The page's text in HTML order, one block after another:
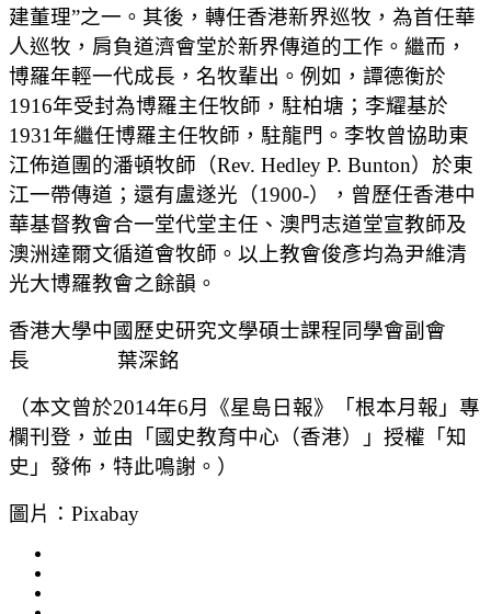
建董理”之一。其後，轉任香港新界巡牧，為首任華
人巡牧，肩負道濟會堂於新界傳道的工作。繼而，
博羅年輕一代成長，名牧輩出。例如，譚德衡於
1916年受封為博羅主任牧師，駐柏塘；李耀基於
1931年繼任博羅主任牧師，駐龍門。李牧曾協助東
江佈道團的潘頓牧師（Rev. Hedley P. Bunton）於東
江一帶傳道；還有盧遂光（1900-），曾歷任香港中
華基督教會合一堂代堂主任、澳門志道堂宣教師及
澳洲達爾文循道會牧師。以上教會俊彥均為尹維清
光大博羅教會之餘韻。
香港大學中國歷史研究文學碩士課程同學會副會
長 葉深銘
（本文曾於2014年6月《星島日報》「根本月報」專
欄刊登，並由「國史教育中心（香港）」授權「知
史」發佈，特此鳴謝。）
圖片：Pixabay